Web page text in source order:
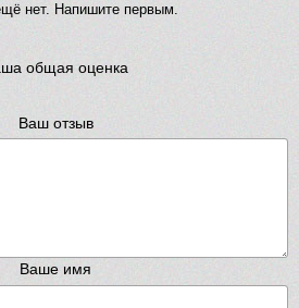
нет. Напишите первым.
общая оценка
Ваш отзыв
Ваше имя